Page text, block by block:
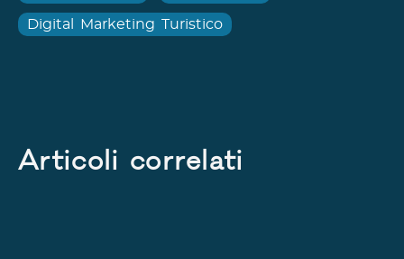
Digital Marketing Turistico
Articoli correlati